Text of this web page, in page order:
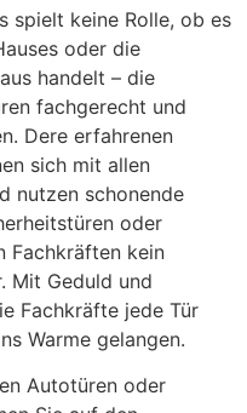
spielt keine Rolle, ob es
oder die
handelt – die
fachgerecht und
Dere erfahrenen
sich mit allen
nutzen schonende
oder
Fachkräften kein
Mit Geduld und
Fachkräfte jede Tür
Warme gelangen.
Autotüren oder